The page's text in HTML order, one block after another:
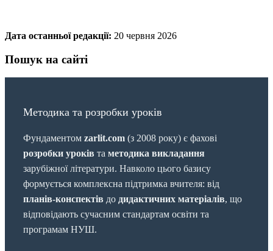
Дата останньої редакції: 20 червня 2026
Пошук на сайті
Методика та розробки уроків
Фундаментом zarlit.com (з 2008 року) є фахові
розробки уроків та методика викладання
зарубіжної літератури. Навколо цього базису
формується комплексна підтримка вчителя: від
планів-конспектів до дидактичних матеріалів, що
відповідають сучасним стандартам освіти та
програмам НУШ.